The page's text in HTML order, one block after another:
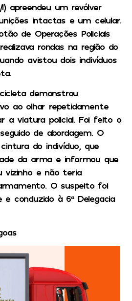
I) apreendeu um revólver
intactas e um celular.
de Operações Policiais
rondas na região do
avistou dois indivíduos
demonstrou
ao olhar repetidamente
a viatura policial. Foi feito o
de abordagem. O
do indivíduo, que
da arma e informou que
vizinho e não teria
O suspeito foi
conduzido à 6ª Delegacia